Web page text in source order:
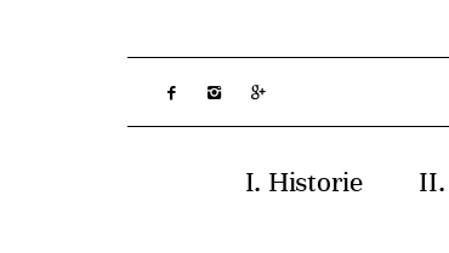
Historie